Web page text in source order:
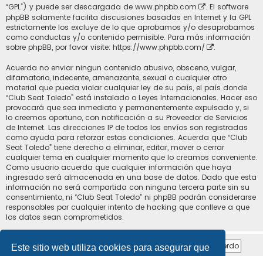
Este sitio web utiliza cookies para asegurar que
“GPL”) y puede ser descargada de www.phpbb.com
. El software
phpBB solamente facilita discusiones basadas en Internet y la GPL
estrictamente los excluye de lo que aprobamos y/o desaprobamos
como conductas y/o contenido permisible. Para más información
sobre phpBB, por favor visite: https://www.phpbb.com/ .
Acuerda no enviar ningun contenido abusivo, obsceno, vulgar,
difamatorio, indecente, amenazante, sexual o cualquier otro
material que pueda violar cualquier ley de su país, el país donde
“Club Seat Toledo” está instalado o Leyes Internacionales. Hacer eso
provocará que sea inmediata y permanentemente expulsado y, si
lo creemos oportuno, con notificación a su Proveedor de Servicios
de Internet. Las direcciones IP de todos los envíos son registradas
como ayuda para reforzar estas condiciones. Acuerda que “Club
Seat Toledo” tiene derecho a eliminar, editar, mover o cerrar
cualquier tema en cualquier momento que lo creamos conveniente.
Como usuario acuerda que cualquier información que haya
ingresado será almacenada en una base de datos. Dado que esta
información no será compartida con ninguna tercera parte sin su
consentimiento, ni “Club Seat Toledo” ni phpBB podrán considerarse
responsables por cualquier intento de hacking que conlleve a que
los datos sean comprometidos.